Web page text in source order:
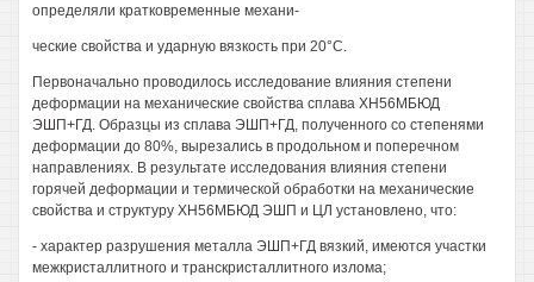
определяли кратковременные механи-
ческие свойства и ударную вязкость при 20°С.
Первоначально проводилось исследование влияния степени
деформации на механические свойства сплава ХН56МБЮД
ЭШП+ГД. Образцы из сплава ЭШП+ГД, полученного со степенями
деформации до 80%, вырезались в продольном и поперечном
направлениях. В результате исследования влияния степени
горячей деформации и термической обработки на механические
свойства и структуру ХН56МБЮД ЭШП и ЦЛ установлено, что:
- характер разрушения металла ЭШП+ГД вязкий, имеются участки
межкристаллитного и транскристаллитного излома;